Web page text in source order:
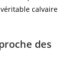
calvaire
des